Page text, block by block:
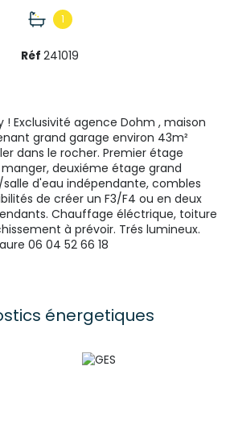
1
Réf 241019
! Exclusivité agence Dohm , maison
grand garage environ 43m²
dans le rocher. Premier étage
deuxiéme étage grand
d'eau indépendante, combles
de créer un F3/F4 ou en deux
Chauffage éléctrique, toiture
à prévoir. Trés lumineux.
06 04 52 66 18
énergetiques